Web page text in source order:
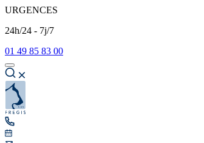
URGENCES
24h/24 - 7j/7
01 49 85 83 00